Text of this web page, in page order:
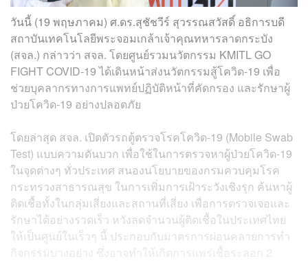
วันนี้ (19 พฤษภาคม) ศ.ดร.สุชัชวีร์ สุวรรณสวัสดิ์ อธิการบดี
สถาบันเทคโนโลยีพระจอมเกล้าเจ้าคุณทหารลาดกระบัง
(สจล.) กล่าวว่า สจล. โดยศูนย์รวมนวัตกรรม KMITL GO
FIGHT COVID-19 ได้เดินหน้าส่งนวัตกรรมสู้โควิด-19 เพื่อ
ช่วยบุคลากรทางการแพทย์ปฏิบัติหน้าที่คัดกรอง และรักษาผู้
ป่วยโควิด-19 อย่างปลอดภัย
โดยล่าสุด สจล. เปิดตัวรถตู้ตรวจโรคโควิด-19 (Mobile Swab
Test) แบบความดันบวก เพื่อใช้ในการตรวจหาผู้ป่วยโควิด-19
ในจุดต่างๆ ทั่วประเทศ สนองนโยบายของกรมควบคุมโรค
กระทรวงสาธารณสุข ในการเพิ่มการเฝ้าระวังเชิงรุก ค้นหาผู้
ติดเชื้อทั้งในกลุ่มเสี่ยงและสถานที่เสี่ยง เพื่อการตรวจเจอและ
รักษาได้อย่างรวดเร็ว หวังลดจำนวนผู้ติดเชื้อในประเทศไทย
ให้เป็นศูนย์ในเร็วๆ นี้ ประกอบกับมาตรการผ่อนคลายการทำ
กิจกรรมบางอย่าง ซึ่งอาจทำให้เกิดการแพร่เชื้อระลอก 2